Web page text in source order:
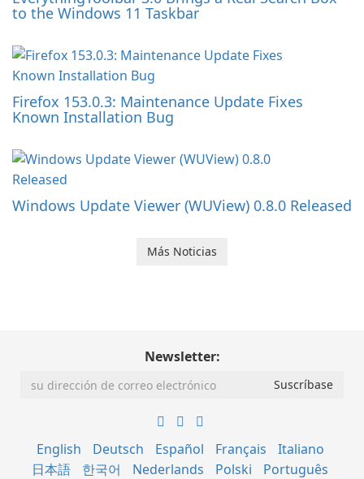
to the Windows 11 Taskbar
Firefox 153.0.3: Maintenance Update Fixes
Known Installation Bug
Windows Update Viewer (WUView) 0.8.0 Released
Más Noticias
Newsletter:
English Deutsch Español Français
Italiano
日本語
한국어 Nederlands Polski
Português